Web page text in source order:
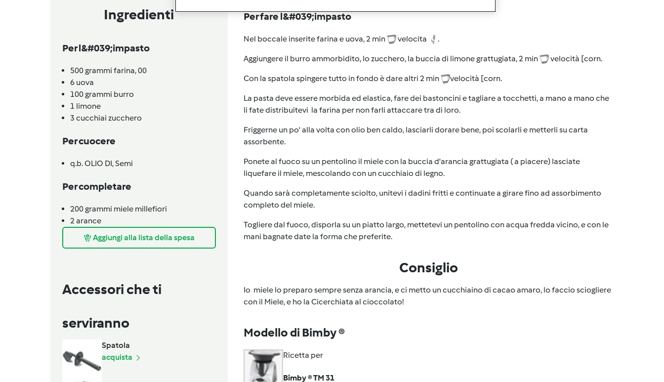
Ingredienti
Per l&#039;impasto
500grammi farina,00
6 uova
100grammi burro
1 limone
3 cucchiai zucchero
Per cuocere
q.b.OLIO DI,Semi
Per completare
200grammi miele millefiori
2 arance
Aggiungi alla lista della spesa
Accessori che ti
serviranno
Spatola
acquista
Per fare l&#039;impasto
Nel boccale inserite farina e uova, 2 min velocita .
Aggiungere il burro ammorbidito, lo zucchero, la buccia di limone grattugiata, 2 min velocità [corn.
Con la spatola spingere tutto in fondo è dare altri 2 min velocità [corn.
La pasta deve essere morbida ed elastica, fare dei bastoncini e tagliare a tocchetti, a mano a mano che
li fate distribuitevi la farina per non farli attaccare tra di loro.
Friggerne un po' alla volta con olio ben caldo, lasciarli dorare bene, poi scolarli e metterli su carta
assorbente.
Ponete al fuoco su un pentolino il miele con la buccia d'arancia grattugiata ( a piacere) lasciate
liquefare il miele, mescolando con un cucchiaio di legno.
Quando sarà completamente sciolto, unitevi i dadini fritti e continuate a girare fino ad assorbimento
completo del miele.
Togliere dal fuoco, disporla su un piatto largo, mettetevi un pentolino con acqua fredda vicino, e con le
mani bagnate date la forma che preferite.
Consiglio
Io miele lo preparo sempre senza arancia, e ci metto un cucchiaino di cacao amaro, lo faccio sciogliere
con il Miele, e ho la Cicerchiata al cioccolato!
Modello di Bimby ®
Ricetta per
Bimby ® TM 31